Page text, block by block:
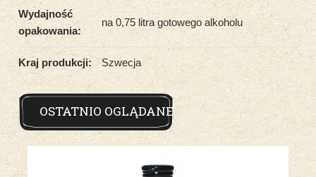
Wydajność
opakowania:
na 0,75 litra gotowego alkoholu
Kraj produkcji: Szwecja
OSTATNIO OGLĄDANE